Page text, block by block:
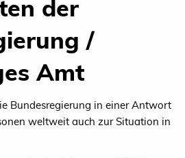
der
/
Amt
Bundesregierung in einer Antwort
weltweit auch zur Situation in